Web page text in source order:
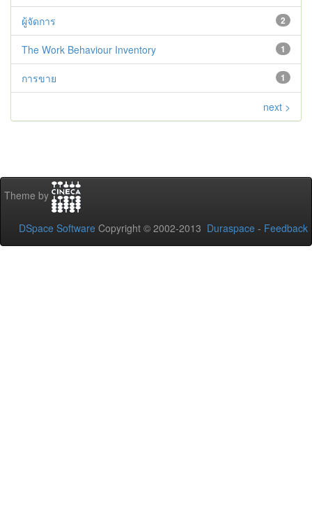
2
ผู้จัดการ
1
The Work Behaviour Inventory
1
การขาย
next >
Theme by
DSpace Software Copyright © 2002-2013 Duraspace - Feedback